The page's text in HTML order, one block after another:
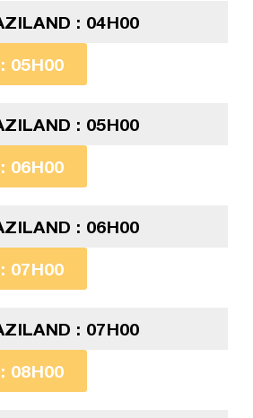
: 04H00
05H00
: 05H00
06H00
: 06H00
07H00
: 07H00
08H00